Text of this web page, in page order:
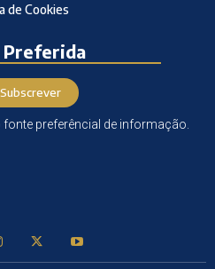
de Cookies
Preferida
Subscrever
preferêncial de informação.